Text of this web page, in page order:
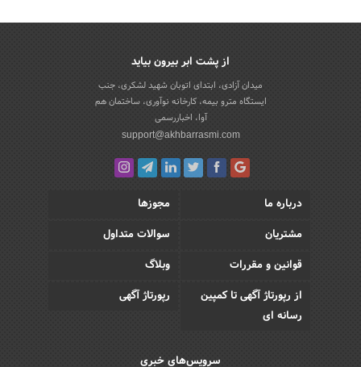
از پشت ابر بیرون بیاید
میدان آزادی، ابتدای اتوبان شهید لشکری، جنب
ایستگاه مترو بیمه، کارخانه نوآوری، ساختمان هم
آوا، اخباررسمی
support@akhbarrasmi.com
درباره ما
مجوزها
مشتریان
سوالات متداول
قوانین و مقررات
وبلاگ
از رپورتاژ آگهی تا کمپین
رسانه ای
رپورتاژ آگهی
سرویس‌های خبری